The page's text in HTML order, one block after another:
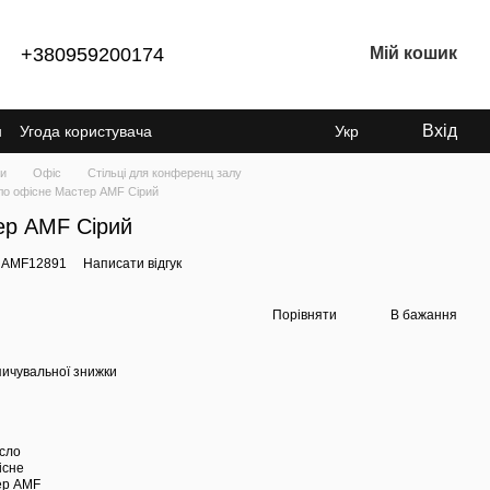
+380959200174 Мій кошик
Угода користувача
Укр Вхід
Офіс
Стільці для конференц залу
офісне Мастер AMF Сірий
AMF Сірий
Написати відгук
Порівняти В бажання
знижки